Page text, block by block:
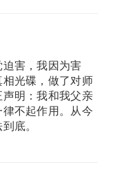
害，我因为害
光碟，做了对师
明：我和我父亲
不起作用。从今
底。